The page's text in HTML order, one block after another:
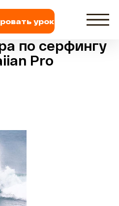
урок
по серфингу
Pro